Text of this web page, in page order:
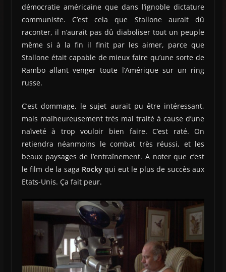
démocratie américaine que dans l’ignoble dictature
communiste. C’est cela que Stallone aurait dû
raconter, il n’aurait pas dû diaboliser tout un peuple
même si à la fin il finit par les aimer, parce que
Stallone était capable de mieux faire qu’une sorte de
Rambo allant venger toute l’Amérique sur un ring
russe.
C’est dommage, le sujet aurait pu être intéressant,
mais malheureusement très mal traité à cause d’une
naïveté à trop vouloir bien faire. C’est raté. On
retiendra néanmoins le combat très réussi, et les
beaux paysages de l’entraînement. A noter que c’est
le film de la saga Rocky qui eut le plus de succès aux
Etats-Unis. Ça fait peur.